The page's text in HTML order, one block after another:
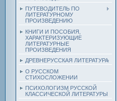
ПУТЕВОДИТЕЛЬ ПО
ЛИТЕРАТУРНОМУ
ПРОИЗВЕДЕНИЮ
КНИГИ И ПОСОБИЯ,
ХАРАКТЕРИЗУЮЩИЕ
ЛИТЕРАТУРНЫЕ
ПРОИЗВЕДЕНИЯ
ДРЕВНЕРУССКАЯ ЛИТЕРАТУРА
О РУССКОМ
СТИХОСЛОЖЕНИИ
ПСИХОЛОГИЗМ РУССКОЙ
КЛАССИЧЕСКОЙ ЛИТЕРАТУРЫ